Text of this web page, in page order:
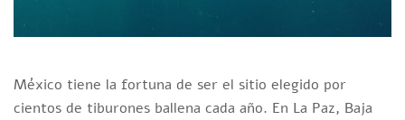
México tiene la fortuna de ser el sitio elegido por
cientos de tiburones ballena cada año. En La Paz, Baja